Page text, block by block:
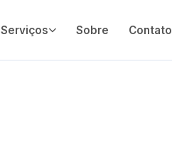
Serviços Sobre Contato